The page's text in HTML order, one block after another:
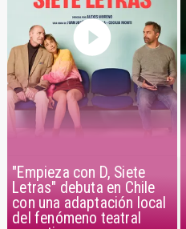
El fenómeno de “La
Ballena” llega a Chile con
una propuesta teatral
imperdible